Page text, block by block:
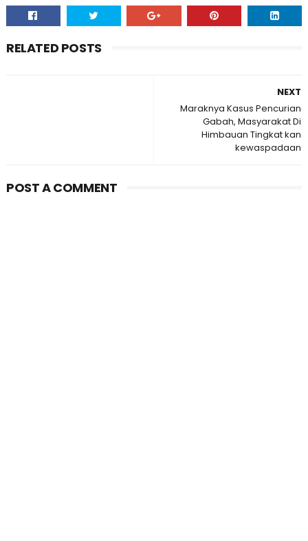
RELATED POSTS
NEXT
Maraknya Kasus Pencurian
Gabah, Masyarakat Di
Himbauan Tingkat kan
kewaspadaan
POST A COMMENT